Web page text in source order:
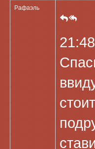
Рафаэль